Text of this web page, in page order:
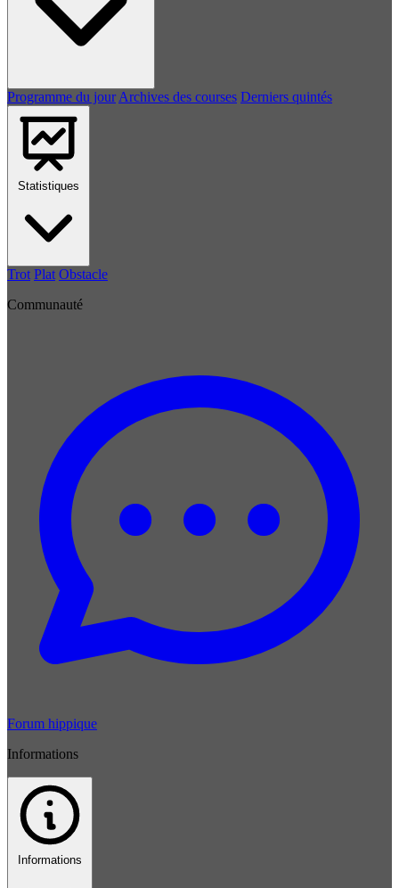
Programme du jour Archives des courses Derniers quintés
Statistiques
Trot Plat Obstacle
Communauté
Forum hippique
Informations
Informations